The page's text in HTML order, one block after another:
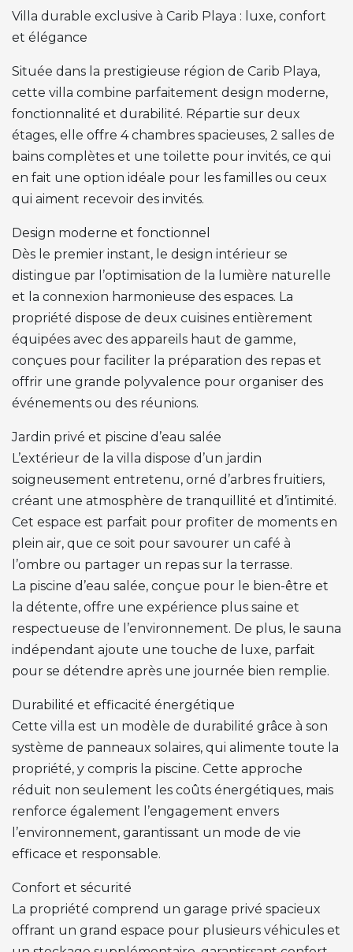
Villa durable exclusive à Carib Playa : luxe, confort
et élégance
Située dans la prestigieuse région de Carib Playa,
cette villa combine parfaitement design moderne,
fonctionnalité et durabilité. Répartie sur deux
étages, elle offre 4 chambres spacieuses, 2 salles de
bains complètes et une toilette pour invités, ce qui
en fait une option idéale pour les familles ou ceux
qui aiment recevoir des invités.
Design moderne et fonctionnel
Dès le premier instant, le design intérieur se
distingue par l’optimisation de la lumière naturelle
et la connexion harmonieuse des espaces. La
propriété dispose de deux cuisines entièrement
équipées avec des appareils haut de gamme,
conçues pour faciliter la préparation des repas et
offrir une grande polyvalence pour organiser des
événements ou des réunions.
Jardin privé et piscine d’eau salée
L’extérieur de la villa dispose d’un jardin
soigneusement entretenu, orné d’arbres fruitiers,
créant une atmosphère de tranquillité et d’intimité.
Cet espace est parfait pour profiter de moments en
plein air, que ce soit pour savourer un café à
l’ombre ou partager un repas sur la terrasse.
La piscine d’eau salée, conçue pour le bien-être et
la détente, offre une expérience plus saine et
respectueuse de l’environnement. De plus, le sauna
indépendant ajoute une touche de luxe, parfait
pour se détendre après une journée bien remplie.
Durabilité et efficacité énergétique
Cette villa est un modèle de durabilité grâce à son
système de panneaux solaires, qui alimente toute la
propriété, y compris la piscine. Cette approche
réduit non seulement les coûts énergétiques, mais
renforce également l’engagement envers
l’environnement, garantissant un mode de vie
efficace et responsable.
Confort et sécurité
La propriété comprend un garage privé spacieux
offrant un grand espace pour plusieurs véhicules et